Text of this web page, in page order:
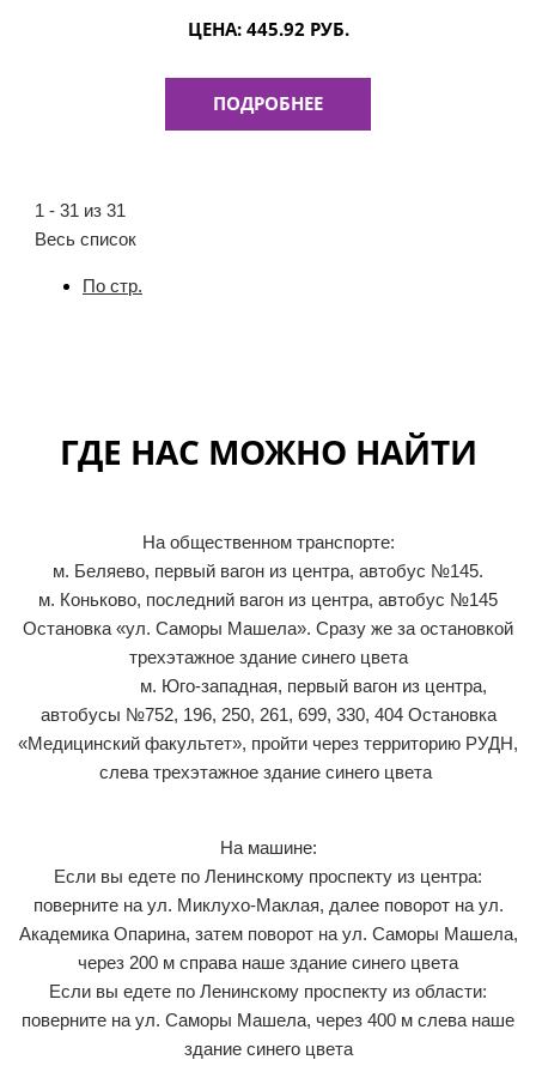
ЦЕНА:445.92 РУБ.
ПОДРОБНЕЕ
1 - 31 из 31
Весь список
По стр.
ГДЕ НАС МОЖНО НАЙТИ
На общественном транспорте:
м. Беляево, первый вагон из центра, автобус №145.
м. Коньково, последний вагон из центра, автобус №145
Остановка «ул. Саморы Машела». Сразу же за остановкой
трехэтажное здание синего цвета
м. Юго-западная, первый вагон из центра,
автобусы №752, 196, 250, 261, 699, 330, 404 Остановка
«Медицинский факультет», пройти через территорию РУДН,
слева трехэтажное здание синего цвета
На машине:
Если вы едете по Ленинскому проспекту из центра:
поверните на ул. Миклухо-Маклая, далее поворот на ул.
Академика Опарина, затем поворот на ул. Саморы Машела,
через 200 м справа наше здание синего цвета
Если вы едете по Ленинскому проспекту из области:
поверните на ул. Саморы Машела, через 400 м слева наше
здание синего цвета